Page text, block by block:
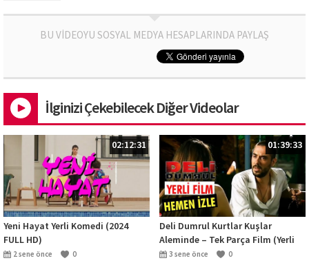
BU VİDEOYU SOSYAL MEDYA HESAPLARINDA PAYLAŞ
İlginizi Çekebilecek Diğer Videolar
02:12:31
Yeni Hayat Yerli Komedi (2024
FULL HD)
2 sene önce 0
01:39:33
Deli Dumrul Kurtlar Kuşlar
Aleminde – Tek Parça Film (Yerli
Film)3 sene önce 0